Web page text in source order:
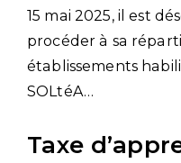
15 mai 2025, il est
procéder à sa
établissements
SOLtéA…
Taxe